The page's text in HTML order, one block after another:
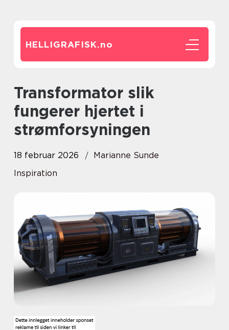
HELLIGRAFISK.no
Transformator slik
fungerer hjertet i
strømforsyningen
18 februar 2026
Marianne Sunde
Inspiration